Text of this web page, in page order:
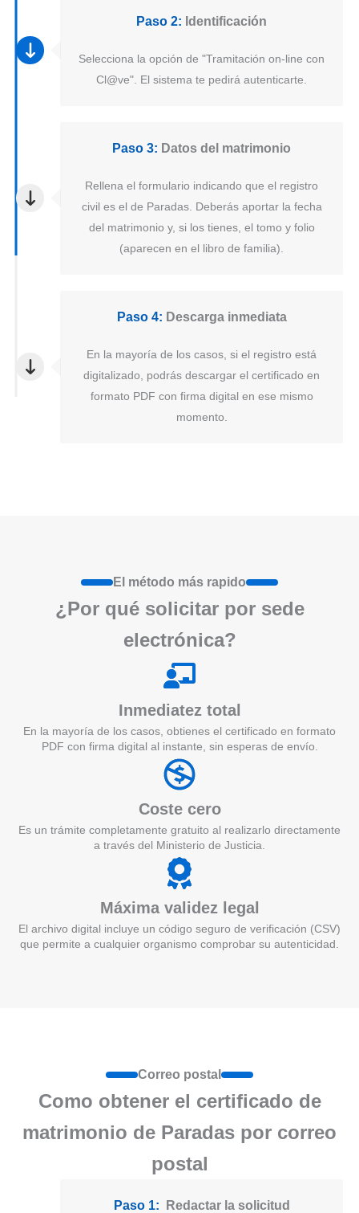
Paso 2: Identificación
Selecciona la opción de "Tramitación on-line con
Cl@ve". El sistema te pedirá autenticarte.
Paso 3: Datos del matrimonio
Rellena el formulario indicando que el registro
civil es el de Paradas. Deberás aportar la fecha
del matrimonio y, si los tienes, el tomo y folio
(aparecen en el libro de familia).
Paso 4: Descarga inmediata
En la mayoría de los casos, si el registro está
digitalizado, podrás descargar el certificado en
formato PDF con firma digital en ese mismo
momento.
El método más rapido
¿Por qué solicitar por sede
electrónica?
Inmediatez total
En la mayoría de los casos, obtienes el certificado en formato
PDF con firma digital al instante, sin esperas de envío.
Coste cero
Es un trámite completamente gratuito al realizarlo directamente
a través del Ministerio de Justicia.
Máxima validez legal
El archivo digital incluye un código seguro de verificación (CSV)
que permite a cualquier organismo comprobar su autenticidad.
Correo postal
Como obtener el certificado de
matrimonio de Paradas por correo
postal
Paso 1: Redactar la solicitud